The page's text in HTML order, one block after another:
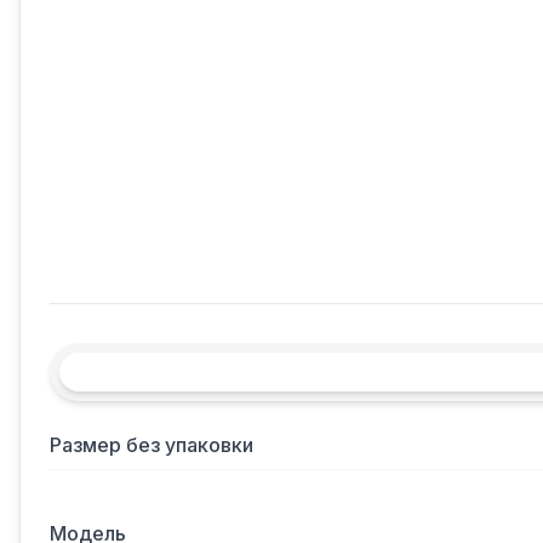
Размер без упаковки
Модель